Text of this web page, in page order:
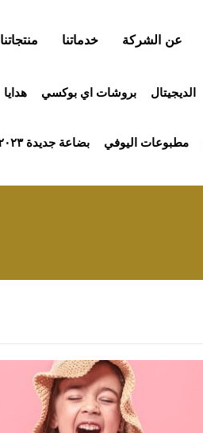
عن الشركة خدماتنا منتجاتنا
الديجيتال بروشات اي بوكسي هدايا
مطبوعات اليوفي بضاعة جديدة ٢٠٢٣ -٢٤